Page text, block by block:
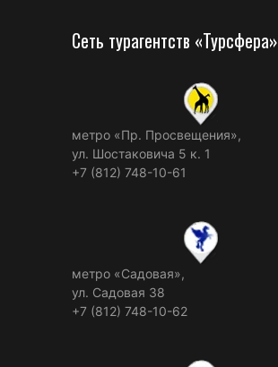
Сеть турагентств «Турсфера»
метро «Пр. Просвещения»,
ул. Шостаковича 5 к. 1
+7 (812) 748-10-61
метро «Садовая»,
ул. Садовая 38
+7 (812) 748-10-62